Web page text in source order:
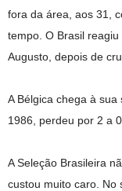
fora da área, aos 31,
tempo. O Brasil
Augusto, depois de
A Bélgica chega à
1986, perdeu por 2 a
A Seleção Brasileira
custou muito caro. No